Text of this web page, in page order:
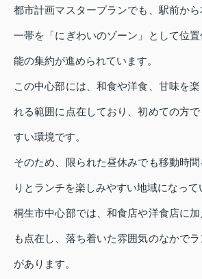
都市計画マスタープランでも、駅前か
一帯を「にぎわいのゾーン」として位
能の集約が進められています。
この中心部には、和食や洋食、甘味を
れる範囲に点在しており、初めての方
すい環境です。
そのため、限られた昼休みでも移動時間
りとランチを楽しみやすい地域になって
桐生市中心部では、和食店や洋食店に
も点在し、落ち着いた雰囲気のなかで
があります。